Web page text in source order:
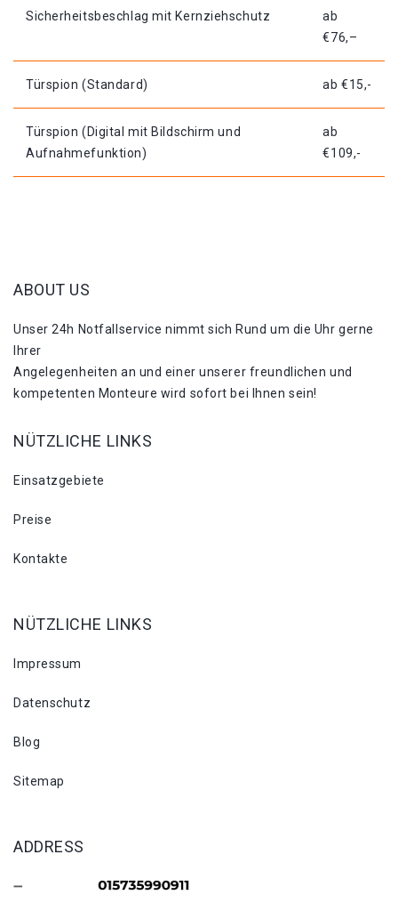
Sicherheitsbeschlag mit Kernziehschutz
ab
€76,–
Türspion (Standard) ab €15,-
Türspion (Digital mit Bildschirm und
Aufnahmefunktion)
ab
€109,-
ABOUT US
Unser 24h Notfallservice nimmt sich Rund um die Uhr gerne
Ihrer
Angelegenheiten an und einer unserer freundlichen und
kompetenten Monteure wird sofort bei Ihnen sein!
NÜTZLICHE LINKS
Einsatzgebiete
Preise
Kontakte
NÜTZLICHE LINKS
Impressum
Datenschutz
Blog
Sitemap
ADDRESS